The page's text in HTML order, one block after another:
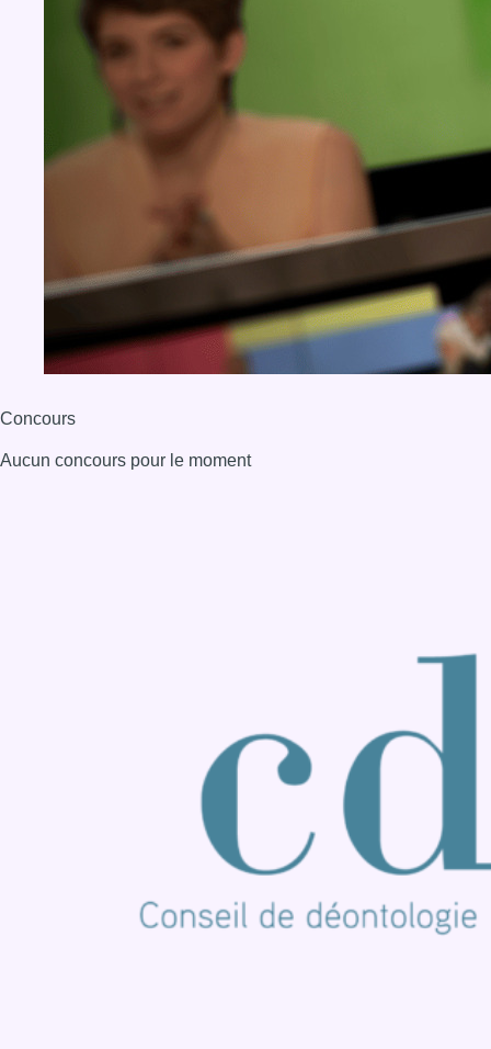
Concours
Aucun concours pour le moment